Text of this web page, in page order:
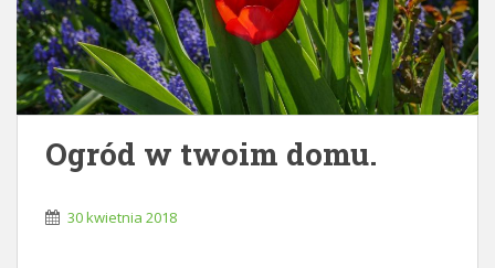
Ogród w twoim domu.
30 kwietnia 2018